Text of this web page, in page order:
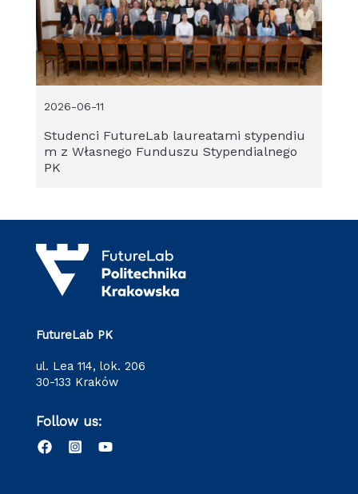
Studenci FutureLab laureatami stypendiu
m z Własnego Funduszu Stypendialnego
PK
2026-06-11
FutureLab PK
ul. Lea 114, lok. 206
30-133 Kraków
Follow us: